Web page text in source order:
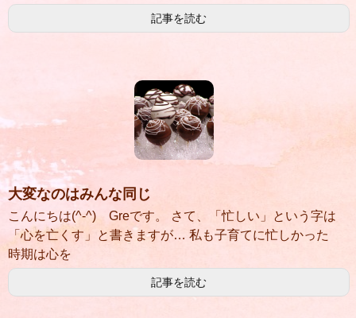
記事を読む
大変なのはみんな同じ
こんにちは(^-^) Greです。 さて、「忙しい」という字は
「心を亡くす」と書きますが… 私も子育てに忙しかった
時期は心を
記事を読む